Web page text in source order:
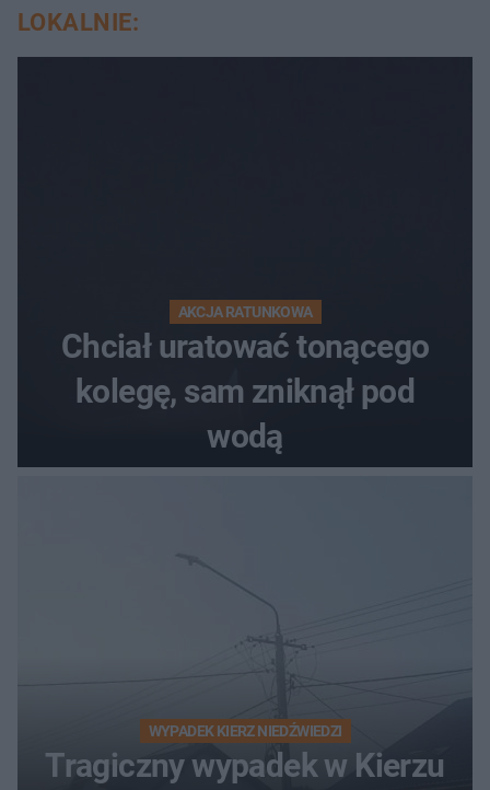
LOKALNIE:
AKCJA RATUNKOWA
Chciał uratować tonącego
kolegę, sam zniknął pod
wodą
WYPADEK KIERZ NIEDŹWIEDZI
Tragiczny wypadek w Kierzu